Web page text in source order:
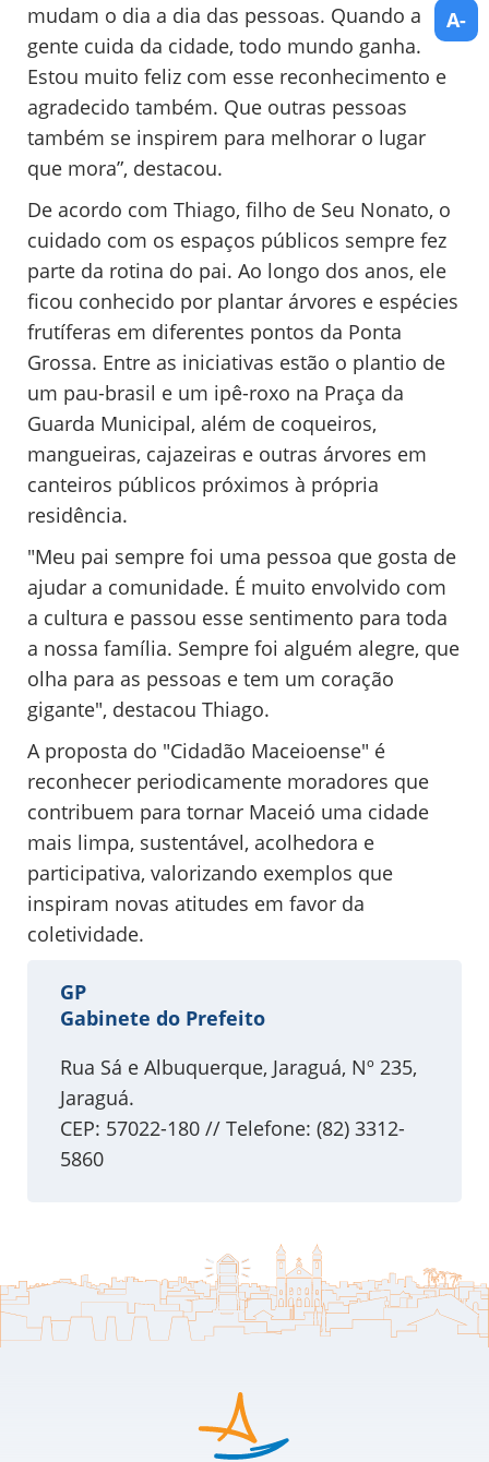
mudam o dia a dia das pessoas. Quando a
gente cuida da cidade, todo mundo ganha.
Estou muito feliz com esse reconhecimento e
agradecido também. Que outras pessoas
também se inspirem para melhorar o lugar
que mora”, destacou.
De acordo com Thiago, filho de Seu Nonato, o
cuidado com os espaços públicos sempre fez
parte da rotina do pai. Ao longo dos anos, ele
ficou conhecido por plantar árvores e espécies
frutíferas em diferentes pontos da Ponta
Grossa. Entre as iniciativas estão o plantio de
um pau-brasil e um ipê-roxo na Praça da
Guarda Municipal, além de coqueiros,
mangueiras, cajazeiras e outras árvores em
canteiros públicos próximos à própria
residência.
"Meu pai sempre foi uma pessoa que gosta de
ajudar a comunidade. É muito envolvido com
a cultura e passou esse sentimento para toda
a nossa família. Sempre foi alguém alegre, que
olha para as pessoas e tem um coração
gigante", destacou Thiago.
A proposta do "Cidadão Maceioense" é
reconhecer periodicamente moradores que
contribuem para tornar Maceió uma cidade
mais limpa, sustentável, acolhedora e
participativa, valorizando exemplos que
inspiram novas atitudes em favor da
coletividade.
GP
Gabinete do Prefeito
Rua Sá e Albuquerque, Jaraguá, Nº 235,
Jaraguá.
CEP: 57022-180 // Telefone: (82) 3312-
5860
A-